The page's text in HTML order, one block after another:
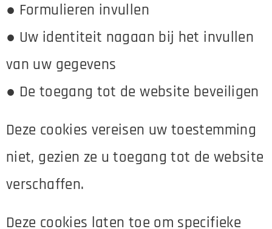
● Formulieren invullen
● Uw identiteit nagaan bij het invullen
van uw gegevens
● De toegang tot de website beveiligen
Deze cookies vereisen uw toestemming
niet, gezien ze u toegang tot de website
verschaffen.
Deze cookies laten toe om specifieke